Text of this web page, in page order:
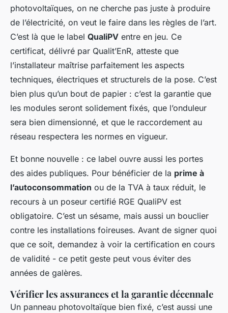
photovoltaïques, on ne cherche pas juste à produire
de l’électricité, on veut le faire dans les règles de l’art.
C’est là que le label QualiPV entre en jeu. Ce
certificat, délivré par Qualit’EnR, atteste que
l’installateur maîtrise parfaitement les aspects
techniques, électriques et structurels de la pose. C’est
bien plus qu’un bout de papier : c’est la garantie que
les modules seront solidement fixés, que l’onduleur
sera bien dimensionné, et que le raccordement au
réseau respectera les normes en vigueur.
Et bonne nouvelle : ce label ouvre aussi les portes
des aides publiques. Pour bénéficier de la prime à
l’autoconsommation ou de la TVA à taux réduit, le
recours à un poseur certifié RGE QualiPV est
obligatoire. C’est un sésame, mais aussi un bouclier
contre les installations foireuses. Avant de signer quoi
que ce soit, demandez à voir la certification en cours
de validité - ce petit geste peut vous éviter des
années de galères.
Vérifier les assurances et la garantie décennale
Un panneau photovoltaïque bien fixé, c’est aussi une